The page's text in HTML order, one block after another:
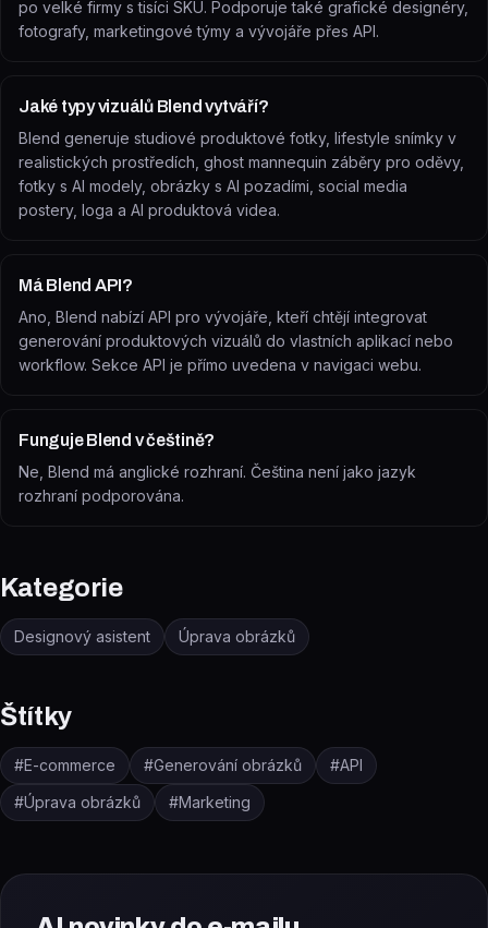
po velké firmy s tisíci SKU. Podporuje také grafické designéry,
fotografy, marketingové týmy a vývojáře přes API.
Jaké typy vizuálů Blend vytváří?
Blend generuje studiové produktové fotky, lifestyle snímky v
realistických prostředích, ghost mannequin záběry pro oděvy,
fotky s AI modely, obrázky s AI pozadími, social media
postery, loga a AI produktová videa.
Má Blend API?
Ano, Blend nabízí API pro vývojáře, kteří chtějí integrovat
generování produktových vizuálů do vlastních aplikací nebo
workflow. Sekce API je přímo uvedena v navigaci webu.
Funguje Blend v češtině?
Ne, Blend má anglické rozhraní. Čeština není jako jazyk
rozhraní podporována.
Kategorie
Designový asistent Úprava obrázků
Štítky
#E-commerce #Generování obrázků #API
#Úprava obrázků #Marketing